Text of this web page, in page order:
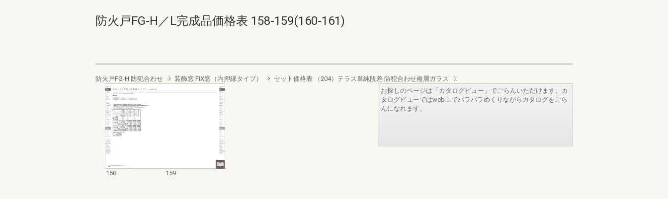
防火戸FG-H／L完成品価格表 158-159(160-161)
防火戸FG-H 防犯合わせ 装飾窓 FIX窓（内押縁タイプ） セット価格表 （204）テラス単純段差 防犯合わせ複層ガラス
158 159
お探しのページは「カタログビュー」でごらんいただけます。カ
タログビューではweb上でパラパラめくりながらカタログをごら
んになれます。